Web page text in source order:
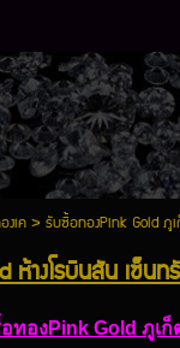
เค> รับซื้อทองPink Gold ภู
ห้างโรบินสัน เซ็น
ทองPink Gold ภูเก็